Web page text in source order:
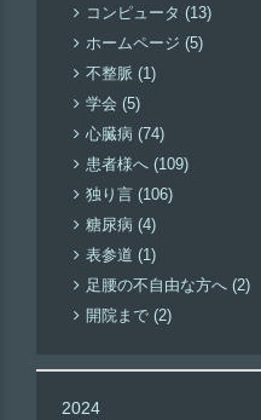
コンピュータ (13)
ホームページ (5)
不整脈 (1)
学会 (5)
心臓病 (74)
患者様へ (109)
独り言 (106)
糖尿病 (4)
表参道 (1)
足腰の不自由な方へ (2)
開院まで (2)
2024